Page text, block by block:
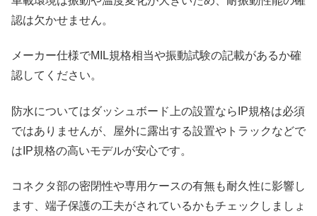
認は欠かせません。
メーカー仕様でMIL規格相当や振動試験の記載があるか確
認してください。
防水についてはダッシュボード上の設置ならIP規格は必須
ではありませんが、屋外に露出する設置やトラックなどで
はIP規格の高いモデルが安心です。
コネクタ部の密閉性や専用ケースの有無も耐久性に影響し
ます、端子保護の工夫がされているかもチェックしましょ